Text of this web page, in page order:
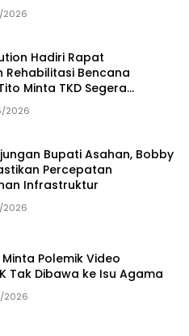
2026
Hadiri Rapat
Rehabilitasi Bencana
Minta TKD Segera
2026
Bupati Asahan, Bobby
Percepatan
Infrastruktur
2026
Minta Polemik Video
Tak Dibawa ke Isu Agama
2026